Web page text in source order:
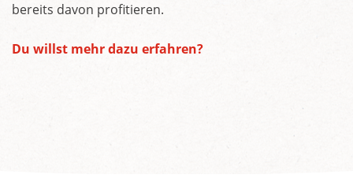
bereits davon profitieren.
Du willst mehr dazu erfahren?